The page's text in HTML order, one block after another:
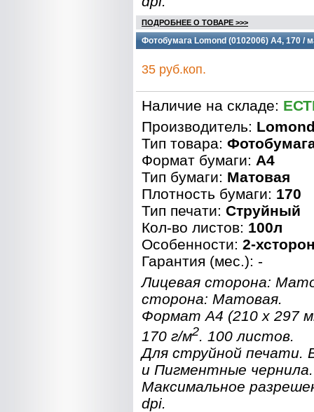
ПОДРОБНЕЕ О ТОВАРЕ >>>
Фотобумага Lomond (0102006) A4, 170 /
35 руб.коп.
Наличие на складе:
Производитель:
Тип товара:
Формат бумаги: A4
Тип бумаги: Матовая
Плотность бумаги: 170
Тип печати: Струйный
Кол-во листов: 100л
Особенности: 2-
Гарантия (мес.): -
Лицевая сторона:
сторона: Матовая.
Формат A4 (210 x 297
170 г/м2. 100 листов.
Для струйной печати.
и Пигментные чернила.
Максимальное
dpi.